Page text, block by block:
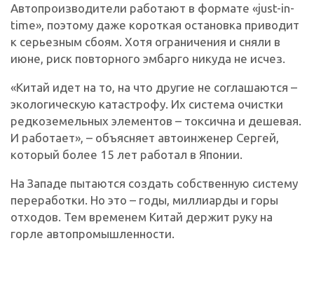
Автопроизводители работают в формате «just-in-
time», поэтому даже короткая остановка приводит
к серьезным сбоям. Хотя ограничения и сняли в
июне, риск повторного эмбарго никуда не исчез.
«Китай идет на то, на что другие не соглашаются –
экологическую катастрофу. Их система очистки
редкоземельных элементов – токсична и дешевая.
И работает», – объясняет автоинженер Сергей,
который более 15 лет работал в Японии.
На Западе пытаются создать собственную систему
переработки. Но это – годы, миллиарды и горы
отходов. Тем временем Китай держит руку на
горле автопромышленности.